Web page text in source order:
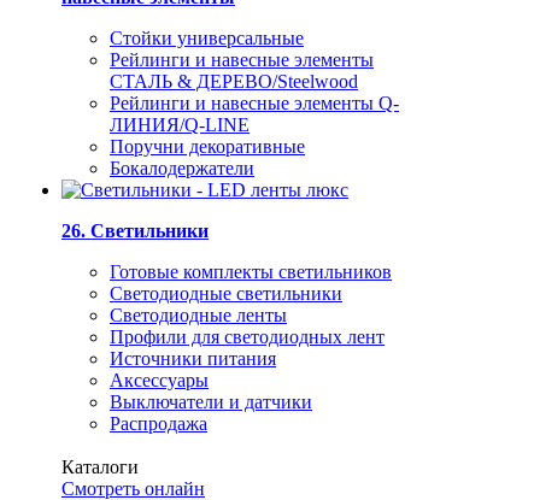
Стойки универсальные
Рейлинги и навесные элементы
СТАЛЬ & ДЕРЕВО/Steelwood
Рейлинги и навесные элементы Q-
ЛИНИЯ/Q-LINE
Поручни декоративные
Бокалодержатели
26. Светильники
Готовые комплекты светильников
Светодиодные светильники
Светодиодные ленты
Профили для светодиодных лент
Источники питания
Аксессуары
Выключатели и датчики
Распродажа
Каталоги
Смотреть онлайн